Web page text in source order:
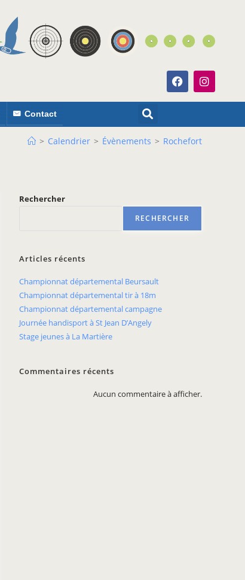
Contact
> Calendrier > Évènements > Rochefort
Rechercher
RECHERCHER
Articles récents
Championnat départemental Beursault
Championnat départemental tir à 18m
Championnat départemental campagne
Journée handisport à St Jean D’Angely
Stage jeunes à La Martière
Commentaires récents
Aucun commentaire à afficher.